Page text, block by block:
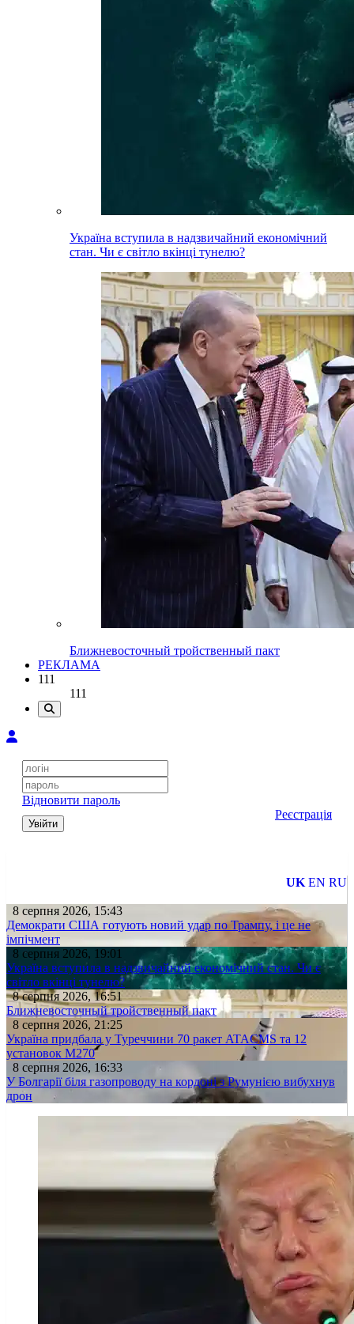
Україна вступила в надзвичайний економічний
стан. Чи є світло вкінці тунелю?
Ближневосточный тройственный пакт
РЕКЛАМА
111
111
Відновити пароль
Увійти
Реєстрація
UK EN RU
8 серпня 2026, 15:43
Демократи США готують новий удар по Трампу, і це не
імпічмент
8 серпня 2026, 19:01
Україна вступила в надзвичайний економічний стан. Чи є
світло вкінці тунелю?
8 серпня 2026, 16:51
Ближневосточный тройственный пакт
8 серпня 2026, 21:25
Україна придбала у Туреччини 70 ракет ATACMS та 12
установок M270
8 серпня 2026, 16:33
У Болгарії біля газопроводу на кордоні з Румунією вибухнув
дрон